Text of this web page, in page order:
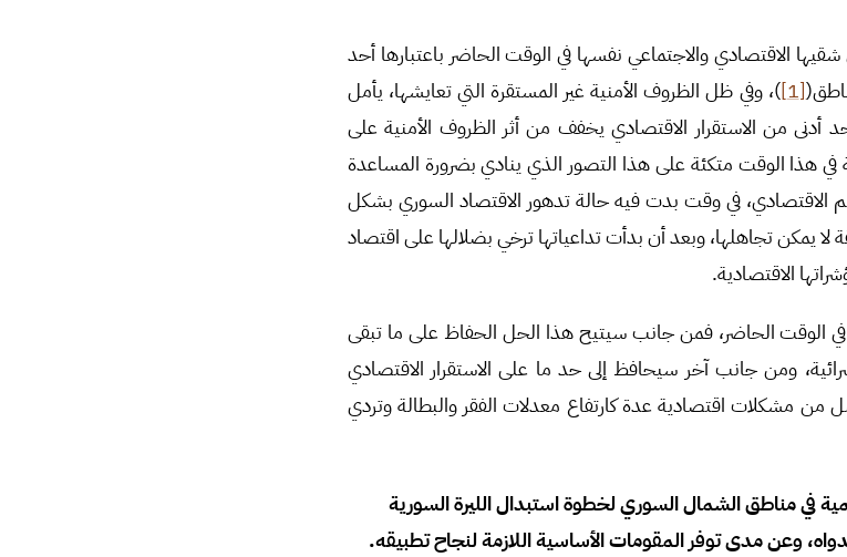
الاقتصادي والاجتماعي نفسها في الوقت الحاضر باعتبارها أحد
[1]
)، وفي ظل الظروف الأمنية غير المستقرة التي تعايشها، يأمل
أدنى من الاستقرار الاقتصادي يخفف من أثر الظروف الأمنية على
في هذا الوقت متكئة على هذا التصور الذي ينادي بضرورة المساعدة
الاقتصادي، في وقت بدت فيه حالة تدهور الاقتصاد السوري بشكل
يمكن تجاهلها، وبعد أن بدأت تداعياتها ترخي بضلالها على اقتصاد
الاقتصادية.
الوقت الحاضر، فمن جانب سيتيح هذا الحل الحفاظ على ما تبقى
ومن جانب آخر سيحافظ إلى حد ما على الاستقرار الاقتصادي
من مشكلات اقتصادية عدة كارتفاع معدلات الفقر والبطالة وتردي
في مناطق الشمال السوري لخطوة استبدال الليرة السورية
وعن مدى توفر المقومات الأساسية اللازمة لنجاح تطبيقه.